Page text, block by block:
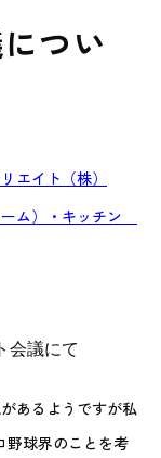
つい
エイト（株）
ム）・キッチン
会議にて
あるようですが私
野球界のことを考